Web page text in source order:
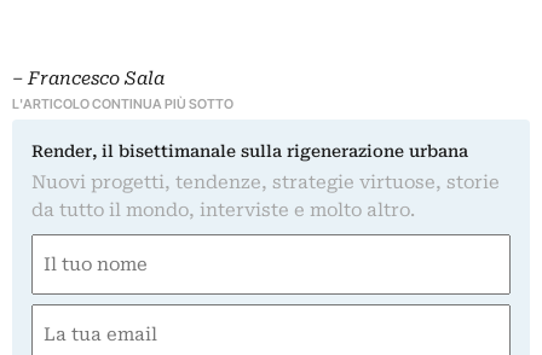
– Francesco Sala
L'ARTICOLO CONTINUA PIÙ SOTTO
Render, il bisettimanale sulla rigenerazione urbana
Nuovi progetti, tendenze, strategie virtuose, storie
da tutto il mondo, interviste e molto altro.
(Obbligatorio)
Nome
(Obbligatorio)